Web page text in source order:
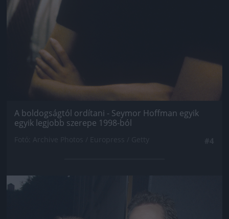
A boldogságtól ordítani - Seymor Hoffman egyik
egyik legjobb szerepe 1998-ból